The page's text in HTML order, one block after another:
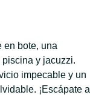
en bote, una
y jacuzzi.
impecable y un
¡Escápate al